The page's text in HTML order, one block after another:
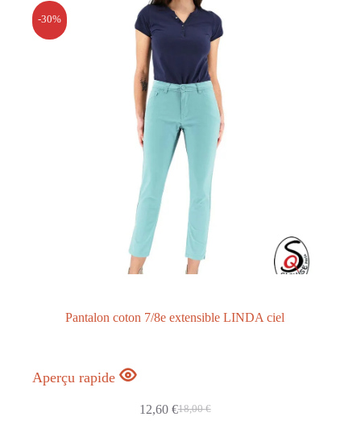
-30%
Pantalon coton 7/8e extensible LINDA ciel
Aperçu rapide
18,00€
12,60 €